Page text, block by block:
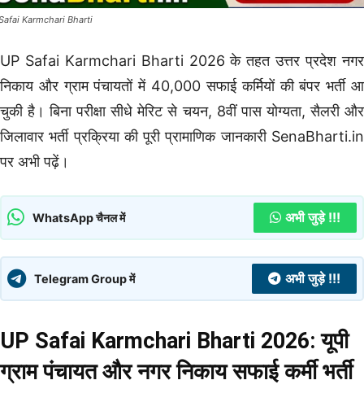
Karmchari Bharti
UP Safai Karmchari Bharti 2026 के तहत उत्तर प्रदेश नगर
निकाय और ग्राम पंचायतों में 40,000 सफाई कर्मियों की बंपर भर्ती आ
चुकी है। बिना परीक्षा सीधे मेरिट से चयन, 8वीं पास योग्यता, सैलरी और
जिलावार भर्ती प्रक्रिया की पूरी प्रामाणिक जानकारी SenaBharti.in
पर अभी पढ़ें।
WhatsApp चैनल में अभी जुड़े !!!
Telegram Group में अभी जुड़े !!!
UP Safai Karmchari Bharti 2026: यूपी
ग्राम पंचायत और नगर निकाय सफाई कर्मी भर्ती